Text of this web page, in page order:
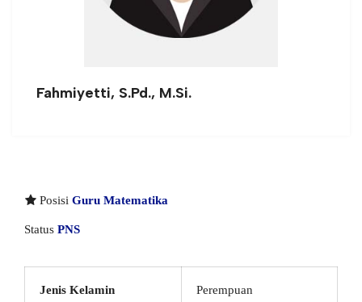
Fahmiyetti, S.Pd., M.Si.
Posisi Guru Matematika
Status PNS
Jenis Kelamin Perempuan